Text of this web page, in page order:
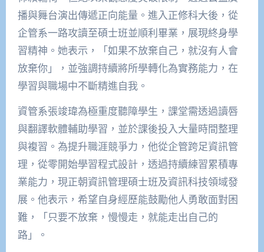
播與舞台演出傳遞正向能量。進入正修科大後，從
企管系一路攻讀至碩士班並順利畢業，展現終身學
習精神。她表示，「如果不放棄自己，就沒有人會
放棄你」，並強調持續將所學轉化為實務能力，在
學習與職場中不斷精進自我。
資管系張竣瑋為極重度聽障學生，課堂需透過讀唇
與翻譯軟體輔助學習，並於課後投入大量時間整理
與複習。為提升職涯競爭力，他從企管跨足資訊管
理，從零開始學習程式設計，透過持續練習累積專
業能力，現正朝資訊管理碩士班及資訊科技領域發
展。他表示，希望自身經歷能鼓勵他人勇敢面對困
難，「只要不放棄，慢慢走，就能走出自己的
路」。